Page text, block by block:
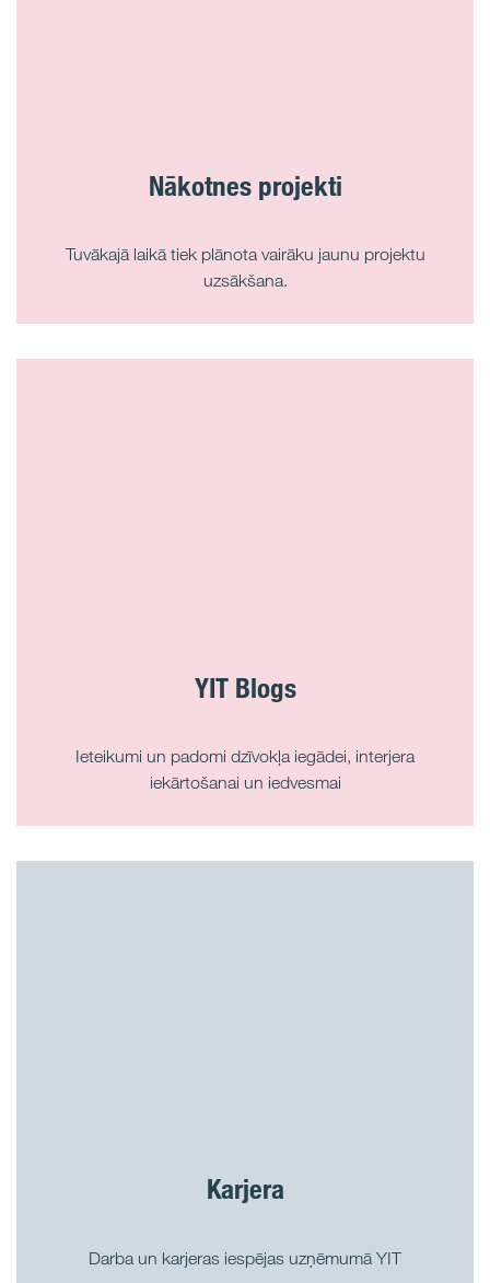
Nākotnes projekti
Tuvākajā laikā tiek plānota vairāku jaunu projektu
uzsākšana.
YIT Blogs
Ieteikumi un padomi dzīvokļa iegādei, interjera
iekārtošanai un iedvesmai
Karjera
Darba un karjeras iespējas uzņēmumā YIT